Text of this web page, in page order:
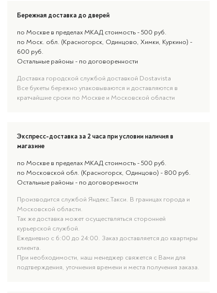
Бережная доставка до дверей
по Москве в пределах МКАД стоимость - 500 руб.
по Моск. обл. (Красногорск, Одинцово, Химки, Куркино) -
600 руб.
Остальные районы - по договоренности
Доставка городской службой доставкой Dostavista
Все букеты бережно упаковываются и доставляются в
кратчайшие сроки по Москве и Московской области
Экспресс-доставка за 2 часа при условии наличия в
магазине
по Москве в пределах МКАД стоимость - 500 руб.
по Московской обл. (Красногорск, Одинцово) - 800 руб.
Остальные районы - по договоренности
Производится службой Яндекс.Такси. В границах города и
Московской области.
Так же доставка может осуществляться сторонней
курьерской службой.
Ежедневно с 6:00 до 24:00. Заказ доставляется до квартиры
клиента.
При необходимости, наш менеджер свяжется с Вами для
подтверждения, уточнения времени и места получения заказа.